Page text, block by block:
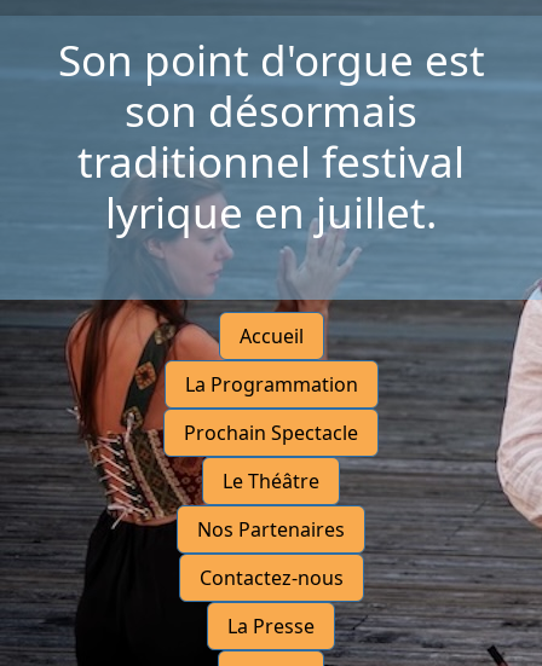
Son point d'orgue est
son désormais
traditionnel festival
lyrique en juillet.
Accueil
La Programmation
Prochain Spectacle
Le Théâtre
Nos Partenaires
Contactez-nous
La Presse